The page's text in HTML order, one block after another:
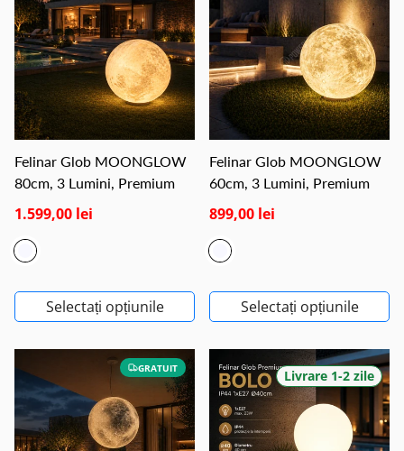
Felinar Glob MOONGLOW
80cm, 3 Lumini, Premium
1.599,00 lei
Selectați opțiunile
Felinar Glob MOONGLOW
60cm, 3 Lumini, Premium
899,00 lei
Selectați opțiunile
GRATUIT Livrare 1-2 zile